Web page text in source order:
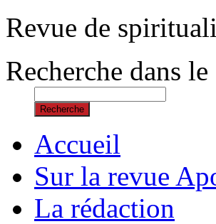
Revue de
Recherche dans le
Recherche
Accueil
Sur la revue
La rédaction